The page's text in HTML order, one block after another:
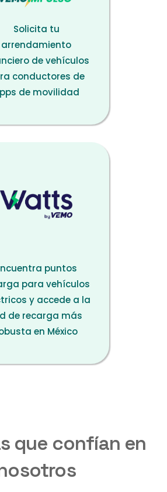
Solicita tu
arrendamiento
de vehículos
conductores de
de movilidad
puntos
para vehículos
y accede a la
de recarga más
en México
que confían en